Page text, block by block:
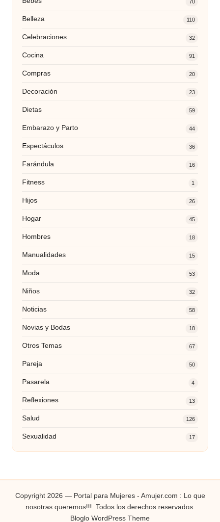
70
Belleza 110
Celebraciones 32
Cocina 91
Compras 20
Decoración 23
Dietas 59
Embarazo y Parto 44
Espectáculos 36
Farándula 16
Fitness 1
Hijos 26
Hogar 45
Hombres 18
Manualidades 15
Moda 53
Niños 32
Noticias 58
Novias y Bodas 18
Otros Temas 67
Pareja 50
Pasarela 4
Reflexiones 13
Salud 126
Sexualidad 17
Copyright 2026 — Portal para Mujeres - Amujer.com : Lo que
nosotras queremos!!!. Todos los derechos reservados.
Bloglo WordPress Theme